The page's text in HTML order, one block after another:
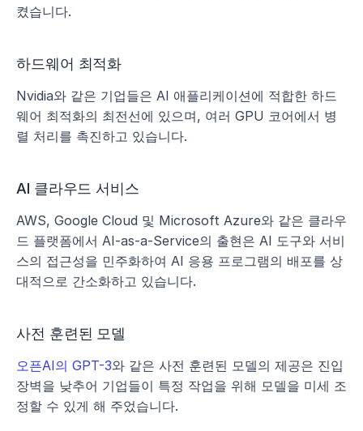
켰습니다.
하드웨어 최적화
Nvidia와 같은 기업들은 AI 애플리케이션에 적합한 하드
웨어 최적화의 최전선에 있으며, 여러 GPU 코어에서 병
렬 처리를 촉진하고 있습니다.
AI 클라우드 서비스
AWS, Google Cloud 및 Microsoft Azure와 같은 클라우
드 플랫폼에서 AI-as-a-Service의 출현은 AI 도구와 서비
스의 접근성을 민주화하여 AI 응용 프로그램의 배포를 상
대적으로 간소화하고 있습니다.
사전 훈련된 모델
오픈AI의 GPT-3와 같은 사전 훈련된 모델의 제공은 진입
장벽을 낮추어 기업들이 특정 작업을 위해 모델을 미세 조
정할 수 있게 해 주었습니다.